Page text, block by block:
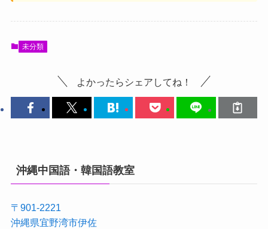
未分類
よかったらシェアしてね！
沖縄中国語・韓国語教室
〒901-2221
沖縄県宜野湾市伊佐